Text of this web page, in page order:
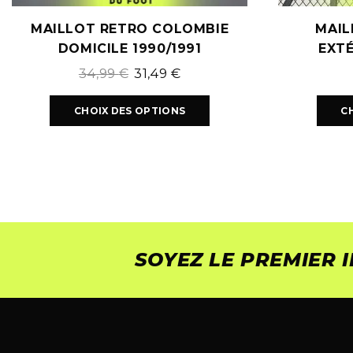
MAILLOT RETRO COLOMBIE
DOMICILE 1990/1991
34,99€ 31,49€
CHOIX DES OPTIONS
SOYEZ LE PREMIER